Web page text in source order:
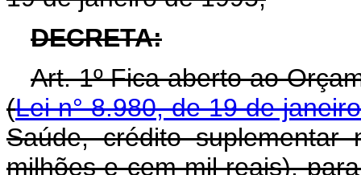
DECRETA:
Art. 1º Fica aberto ao
(Lei n° 8.980, de 19 de
Saúde, crédito
milhões e cem mil reais),